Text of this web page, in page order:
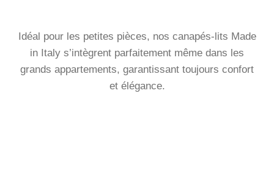
Idéal pour les petites pièces, nos canapés-lits Made
in Italy s’intègrent parfaitement même dans les
grands appartements, garantissant toujours confort
et élégance.